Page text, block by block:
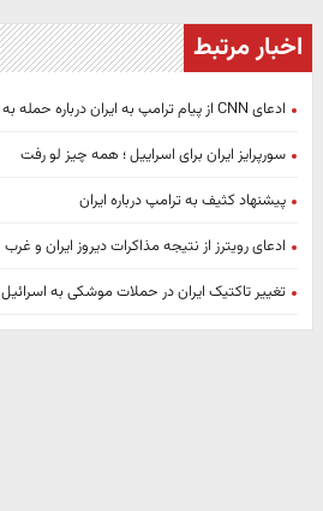
اخبار مرتبط
ادعای CNN از پیام ترامپ به ایران درباره حمله به تاسیسات هسته‌ای
سورپرایز ایران برای اسراییل ؛ همه چیز لو رفت
پیشنهاد کثیف به ترامپ درباره ایران
ادعای رویترز از نتیجه مذاکرات دیروز ایران و غرب
تغییر تاکتیک ایران در حملات موشکی به اسرائیل